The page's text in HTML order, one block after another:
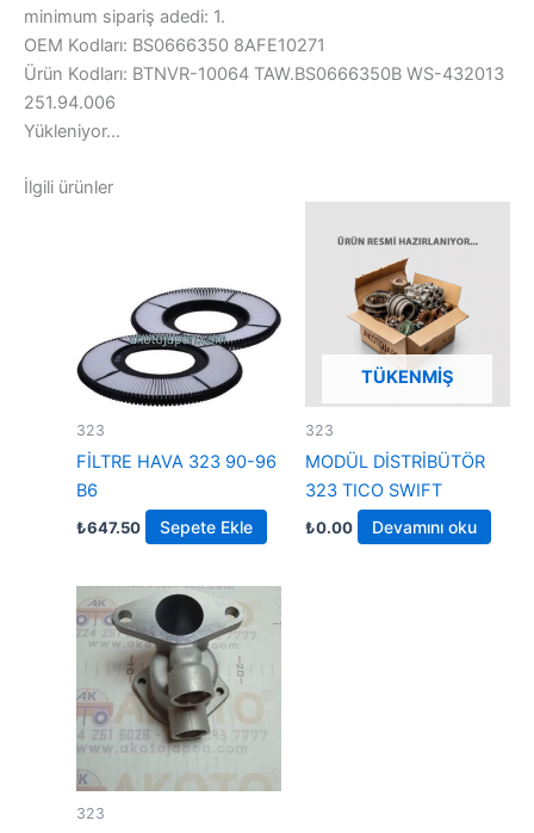
minimum sipariş adedi: 1.
OEM Kodları: BS0666350 8AFE10271
Ürün Kodları: BTNVR-10064 TAW.BS0666350B WS-432013
251.94.006
Yükleniyor...
İlgili ürünler
323
FİLTRE HAVA 323 90-96
B6
₺647.50 Sepete Ekle
TÜKENMIŞ
323
MODÜL DİSTRİBÜTÖR
323 TICO SWIFT
₺0.00 Devamını oku
323